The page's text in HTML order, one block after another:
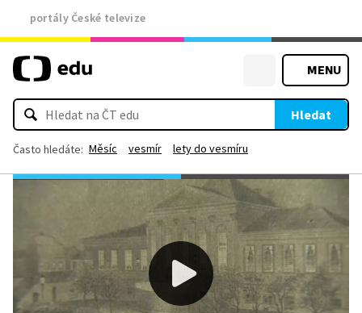
portály České televize
MENU
Hledat
Často hledáte: Měsíc vesmír lety do vesmíru